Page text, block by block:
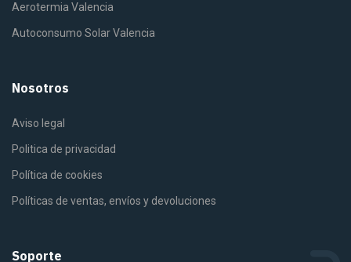
Aerotermia Valencia
Autoconsumo Solar Valencia
Nosotros
Aviso legal
Politica de privacidad
Política de cookies
Políticas de ventas, envíos y devoluciones
Soporte